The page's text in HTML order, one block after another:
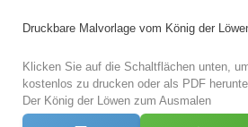
Druckbare Malvorlage vom König der
Klicken Sie auf die Schaltflächen unten,
kostenlos zu drucken oder als PDF
Der König der Löwen zum Ausmalen